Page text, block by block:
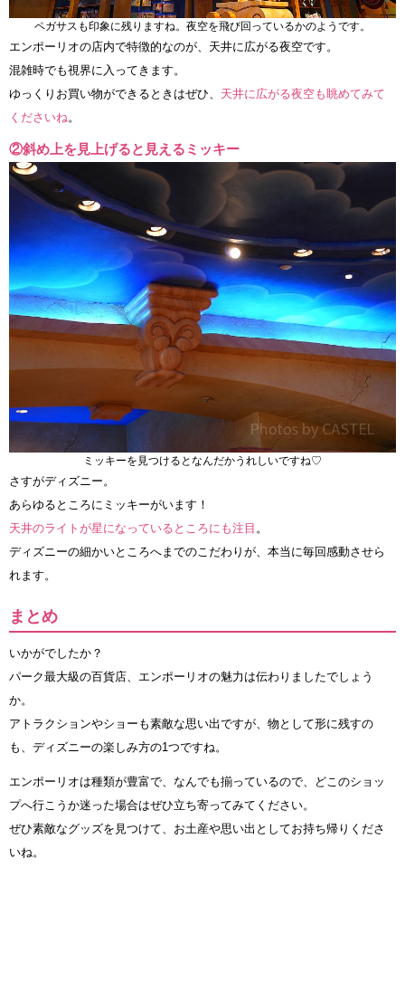
ペガサスも印象に残りますね。夜空を飛び回っているかのようです。
エンポーリオの店内で特徴的なのが、天井に広がる夜空です。
混雑時でも視界に入ってきます。
ゆっくりお買い物ができるときはぜひ、 天井に広がる夜空も眺めてみて
くださいね 。
②斜め上を見上げると見えるミッキー
ミッキーを見つけるとなんだかうれしいですね♡
さすがディズニー。
あらゆるところにミッキーがいます！
天井のライトが星になっているところにも注目 。
ディズニーの細かいところへまでのこだわりが、本当に毎回感動させら
れます。
まとめ
いかがでしたか？
パーク最大級の百貨店、エンポーリオの魅力は伝わりましたでしょう
か。
アトラクションやショーも素敵な思い出ですが、物として形に残すの
も、ディズニーの楽しみ方の1つですね。
エンポーリオは種類が豊富で、なんでも揃っているので、どこのショッ
プへ行こうか迷った場合はぜひ立ち寄ってみてください。
ぜひ素敵なグッズを見つけて、お土産や思い出としてお持ち帰りくださ
いね。